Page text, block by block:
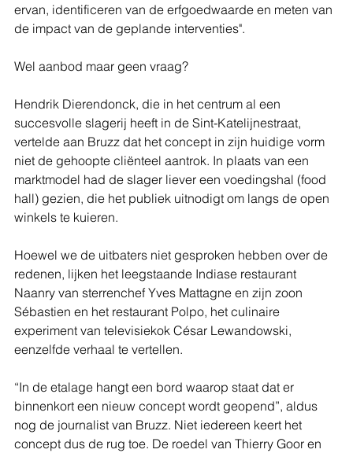
ervan, identificeren van de erfgoedwaarde en meten van
de impact van de geplande interventies".
Wel aanbod maar geen vraag?
Hendrik Dierendonck, die in het centrum al een
succesvolle slagerij heeft in de Sint-Katelijnestraat,
vertelde aan Bruzz dat het concept in zijn huidige vorm
niet de gehoopte cliënteel aantrok. In plaats van een
marktmodel had de slager liever een voedingshal (food
hall) gezien, die het publiek uitnodigt om langs de open
winkels te kuieren.
Hoewel we de uitbaters niet gesproken hebben over de
redenen, lijken het leegstaande Indiase restaurant
Naanry van sterrenchef Yves Mattagne en zijn zoon
Sébastien en het restaurant Polpo, het culinaire
experiment van televisiekok César Lewandowski,
eenzelfde verhaal te vertellen.
“In de etalage hangt een bord waarop staat dat er
binnenkort een nieuw concept wordt geopend”, aldus
nog de journalist van Bruzz. Niet iedereen keert het
concept dus de rug toe. De roedel van Thierry Goor en